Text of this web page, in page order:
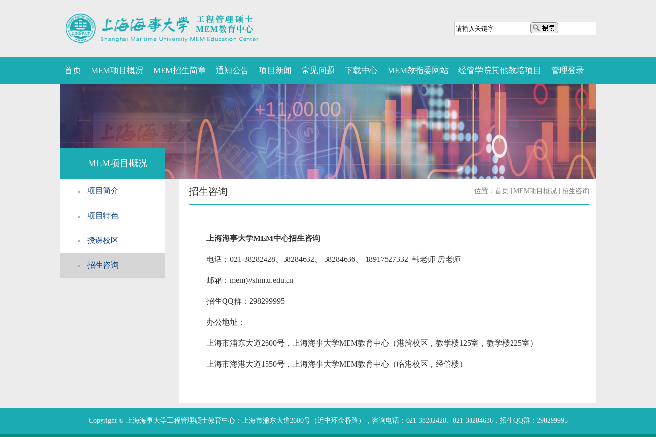
首页 MEM项目概况 MEM招生简章 通知公告 项目新闻 常见问题 下载中心 MEM教指委网站 经管学院其他教培项目 管理登录
MEM项目概况
项目简介
项目特色
授课校区
招生咨询
招生咨询 位置： 首页 MEM项目概况 招生咨询
上海海事大学MEM中心招生咨询
电话：021-38282428、38284632、 38284636、 18917527332 韩老师 房老师
邮箱：mem@shmtu.edu.cn
招生QQ群：298299995
办公地址：
上海市浦东大道2600号，上海海事大学MEM教育中心（港湾校区，教学楼125室，教学楼225室）
上海市海港大道1550号，上海海事大学MEM教育中心（临港校区，经管楼）
Copyright © 上海海事大学工程管理硕士教育中心：上海市浦东大道2600号（近中环金桥路），咨询电话：021-38282428、021-38284636，招生QQ群：298299995